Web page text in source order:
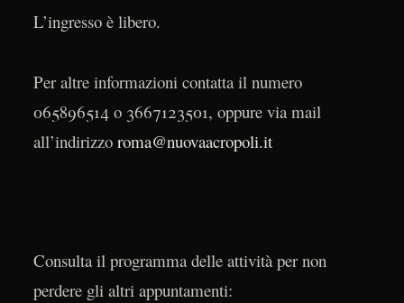
L’ingresso è libero.
Per altre informazioni contatta il numero
065896514 o 3667123501, oppure via mail
all’indirizzo roma@nuovaacropoli.it
Consulta il programma delle attività per non
perdere gli altri appuntamenti: